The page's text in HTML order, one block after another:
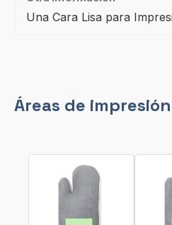
Una Cara Lisa para
Áreas de impresión